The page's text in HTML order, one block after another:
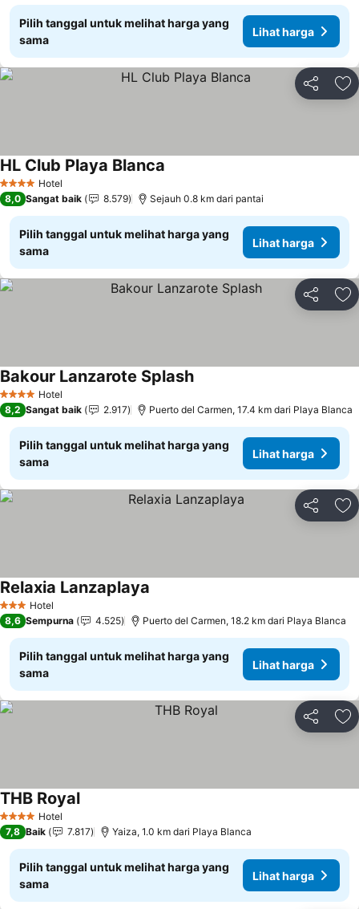
Pilih tanggal untuk melihat harga yang
sama
Lihat harga
Bagikan
4 BintangHotel
HL Club Playa Blanca
8,0 Sangat baik 8.579 Sejauh 0.8 km dari pantai
Pilih tanggal untuk melihat harga yang
sama
Lihat harga
Bagikan
4 BintangHotel
Bakour Lanzarote SplashLihat harga
8,2 Sangat baik 2.917 Puerto del Carmen, 17.4 km dari Playa Blanca
Pilih tanggal untuk melihat harga yang
sama
Lihat harga
Bagikan
3 BintangHotel
Relaxia Lanzaplaya
8,6 Sempurna 4.525 Puerto del Carmen, 18.2 km dari Playa Blanca
Pilih tanggal untuk melihat harga yang
sama
Lihat harga
Bagikan
4 BintangHotel
THB RoyalLihat harga
7,8 Baik 7.817 Yaiza, 1.0 km dari Playa Blanca
Pilih tanggal untuk melihat harga yang
sama
Lihat harga